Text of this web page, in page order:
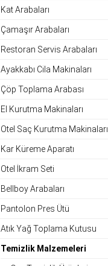
Kat Arabaları
Çamaşır Arabaları
Restoran Servis Arabaları
Ayakkabı Cila Makinaları
Çöp Toplama Arabası
El Kurutma Makinaları
Otel Saç Kurutma Makinaları
Kar Küreme Aparatı
Otel İkram Seti
Bellboy Arabaları
Pantolon Pres Ütü
Atık Yağ Toplama Kutusu
Temizlik Malzemeleri